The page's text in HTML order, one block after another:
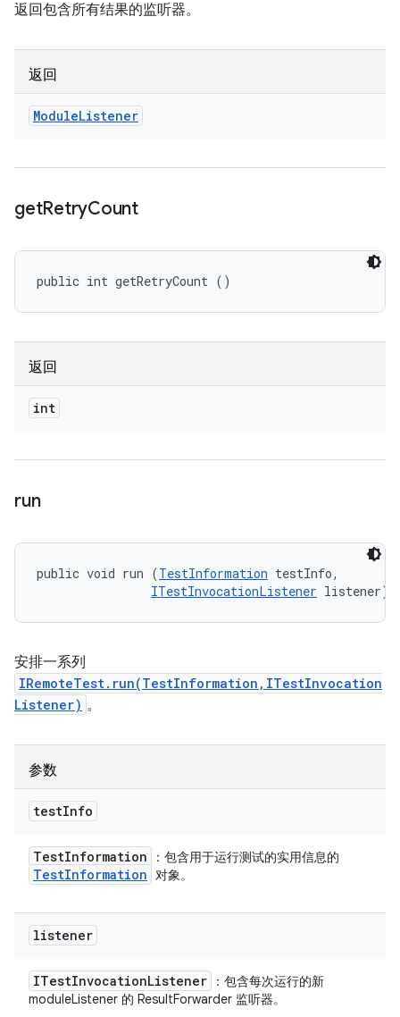
返回包含所有结果的监听器。
返回
ModuleListener
getRetryCount
public int getRetryCount ()
返回
int
run
public void run (TestInformation testInfo,
ITestInvocationListener listener)
安排一系列
IRemoteTest.run(TestInformation,ITestInvocation
Listener) 。
参数
testInfo
TestInformation ：包含用于运行测试的实用信息的
TestInformation 对象。
listener
ITestInvocationListener
：包含每次运行的新
moduleListener 的 ResultForwarder 监听器。